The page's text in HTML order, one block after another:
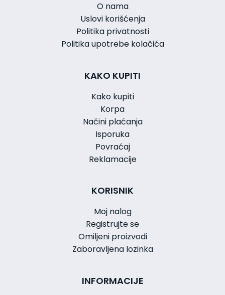
O nama
Uslovi korišćenja
Politika privatnosti
Politika upotrebe kolačića
KAKO KUPITI
Kako kupiti
Korpa
Načini plaćanja
Isporuka
Povraćaj
Reklamacije
KORISNIK
Moj nalog
Registrujte se
Omiljeni proizvodi
Zaboravljena lozinka
INFORMACIJE